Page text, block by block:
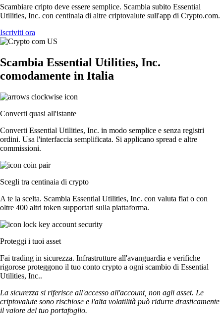
Scambiare cripto deve essere semplice. Scambia subito Essential
Utilities, Inc. con centinaia di altre criptovalute sull'app di Crypto.com.
Iscriviti ora
Scambia Essential Utilities, Inc.
comodamente in Italia
Converti quasi all'istante
Converti Essential Utilities, Inc. in modo semplice e senza registri
ordini. Usa l'interfaccia semplificata. Si applicano spread e altre
commissioni.
Scegli tra centinaia di crypto
A te la scelta. Scambia Essential Utilities, Inc. con valuta fiat o con
oltre 400 altri token supportati sulla piattaforma.
Proteggi i tuoi asset
Fai trading in sicurezza. Infrastrutture all'avanguardia e verifiche
rigorose proteggono il tuo conto crypto a ogni scambio di Essential
Utilities, Inc..
La sicurezza si riferisce all'accesso all'account, non agli asset. Le
criptovalute sono rischiose e l'alta volatilità può ridurre drasticamente
il valore del tuo portafoglio.